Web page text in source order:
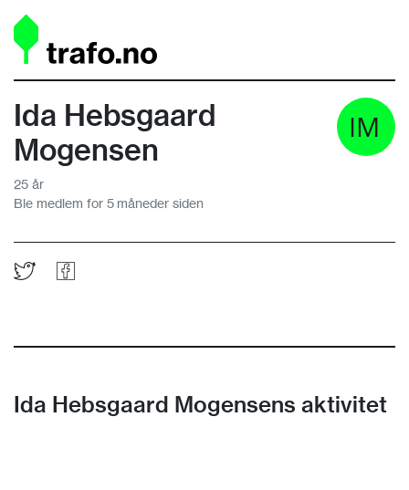
Ida Hebsgaard
Mogensen
25 år
Ble medlem for 5 måneder siden
Ida Hebsgaard Mogensens aktivitet